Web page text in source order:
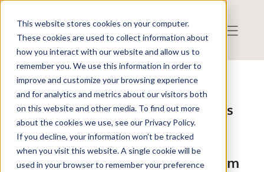
This website stores cookies on your computer.
These cookies are used to collect information about
how you interact with our website and allow us to
remember you. We use this information in order to
improve and customize your browsing experience
and for analytics and metrics about our visitors both
on this website and other media. To find out more
about the cookies we use, see our Privacy Policy.
If you decline, your information won’t be tracked
when you visit this website. A single cookie will be
used in your browser to remember your preference
Press release from Companies
Published: 2025-10-14 17:06:11
White Pebbles AB: White Pebbles
AB godkänns för notering på
Spotlight Stock Market och
publicerar noteringsmemorandum